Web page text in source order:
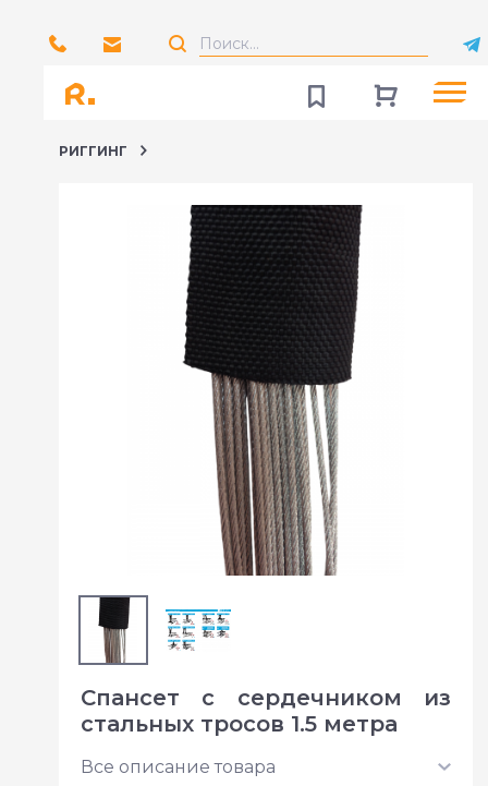
РИГГИНГ
Спансет с сердечником из
стальных тросов 1.5 метра
Все описание товара